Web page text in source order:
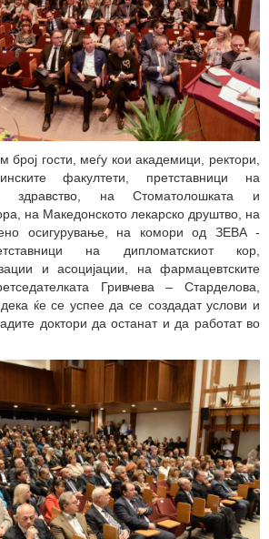
број гости, меѓу кои академици, ректори,
факултети, претставници на
здравство, на Стоматолошката и
на Македонското лекарско друштво, на
осигурување, на комори од ЗЕВА -
на дипломатскиот кор,
и асоцијации, на фармацевтскитe
Гривчева – Старделова,
ќе се успее да се создадат услови и
доктори да останат и да работат во